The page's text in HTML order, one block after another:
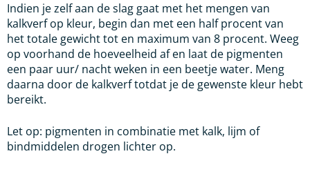
Indien je zelf aan de slag gaat met het mengen van
kalkverf op kleur, begin dan met een half procent van
het totale gewicht tot en maximum van 8 procent. Weeg
op voorhand de hoeveelheid af en laat de pigmenten
een paar uur/ nacht weken in een beetje water. Meng
daarna door de kalkverf totdat je de gewenste kleur hebt
bereikt.
Let op: pigmenten in combinatie met kalk, lijm of
bindmiddelen drogen lichter op.